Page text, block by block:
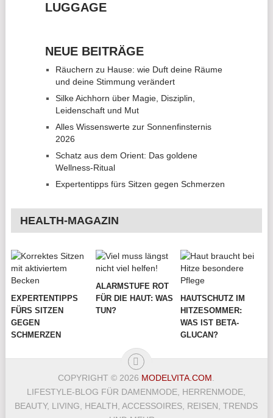
LUGGAGE
NEUE BEITRÄGE
Räuchern zu Hause: wie Duft deine Räume
und deine Stimmung verändert
Silke Aichhorn über Magie, Disziplin,
Leidenschaft und Mut
Alles Wissenswerte zur Sonnenfinsternis
2026
Schatz aus dem Orient: Das goldene
Wellness-Ritual
Expertentipps fürs Sitzen gegen Schmerzen
HEALTH-MAGAZIN
EXPERTENTIPPS
FÜRS SITZEN
GEGEN
SCHMERZEN
ALARMSTUFE ROT
FÜR DIE HAUT: WAS
TUN?
HAUTSCHUTZ IM
HITZESOMMER:
WAS IST BETA-
GLUCAN?
COPYRIGHT © 2026 MODELVITA.COM.
LIFESTYLE-BLOG FÜR DAMENMODE, HERRENMODE,
BEAUTY, LIVING, HEALTH, ACCESSOIRES, REISEN, TRENDS